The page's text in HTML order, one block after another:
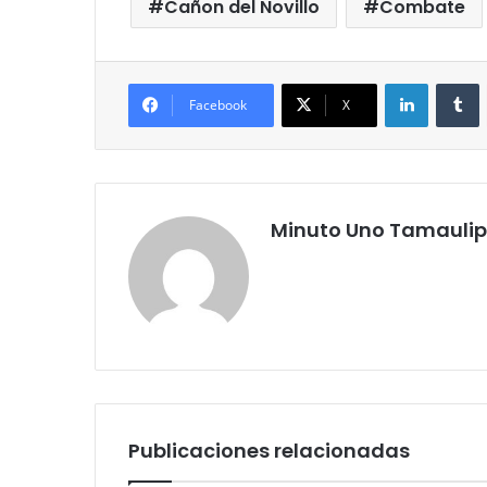
Cañon del Novillo Combate
Facebook X
LinkedIn
Minuto Uno
Publicaciones relacionadas